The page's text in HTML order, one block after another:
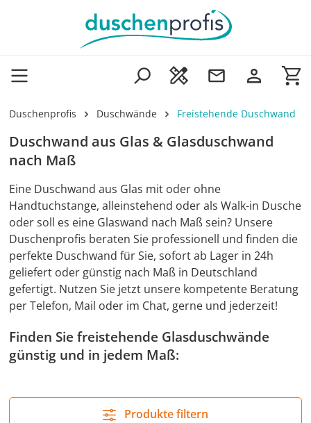
Zum Hauptinhalt springen
Duschenprofis Duschwände Freistehende Duschwand
Duschwand aus Glas & Glasduschwand
nach Maß
Eine Duschwand aus Glas mit oder ohne
Handtuchstange, alleinstehend oder als Walk-in Dusche
oder soll es eine Glaswand nach Maß sein? Unsere
Duschenprofis beraten Sie professionell und finden die
perfekte Duschwand für Sie, sofort ab Lager in 24h
geliefert oder günstig nach Maß in Deutschland
gefertigt. Nutzen Sie jetzt unsere kompetente Beratung
per Telefon, Mail oder im Chat, gerne und jederzeit!
Finden Sie freistehende Glasduschwände
günstig und in jedem Maß:
Produkte filtern